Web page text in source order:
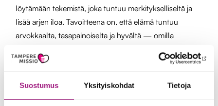
Suostumus Yksityiskohdat Tietoja
löytämään tekemistä, joka tuntuu merkitykselliseltä ja
lisää arjen iloa. Tavoitteena on, että elämä tuntuu
arvokkaalta, tasapainoiselta ja hyvältä — omilla
ympäröimänä.